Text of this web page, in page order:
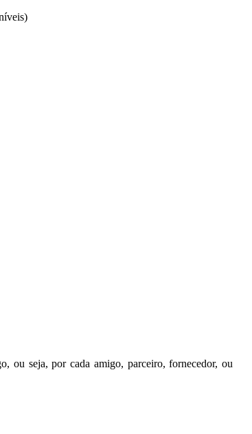
ou seja, por cada amigo, parceiro, fornecedor, ou